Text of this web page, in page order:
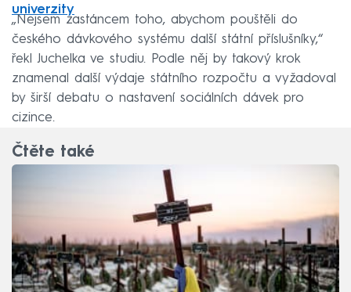
univerzity
„Nejsem zastáncem toho, abychom pouštěli do
českého dávkového systému další státní příslušníky,“
řekl Juchelka ve studiu. Podle něj by takový krok
znamenal další výdaje státního rozpočtu a vyžadoval
by širší debatu o nastavení sociálních dávek pro
cizince.
Čtěte také